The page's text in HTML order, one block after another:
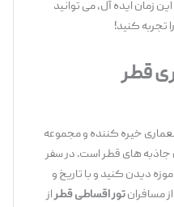
ایده ‌آل، می ‌توانید
کنید!
خیره‌ کننده و مجموعه
های قطر است. در سفر
کنید و با تاریخ و
تور اقساطی قطراز